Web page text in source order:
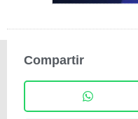
Compartir